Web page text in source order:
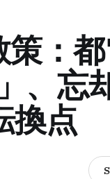
：
、忘
換点